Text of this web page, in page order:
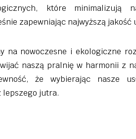
które minimalizują
zapewniając najwyższą jakość
na nowoczesne i ekologiczne
naszą pralnię w harmonii z
że wybierając nasze
lepszego jutra.